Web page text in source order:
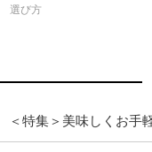
選び方
＜特集＞美味しくお